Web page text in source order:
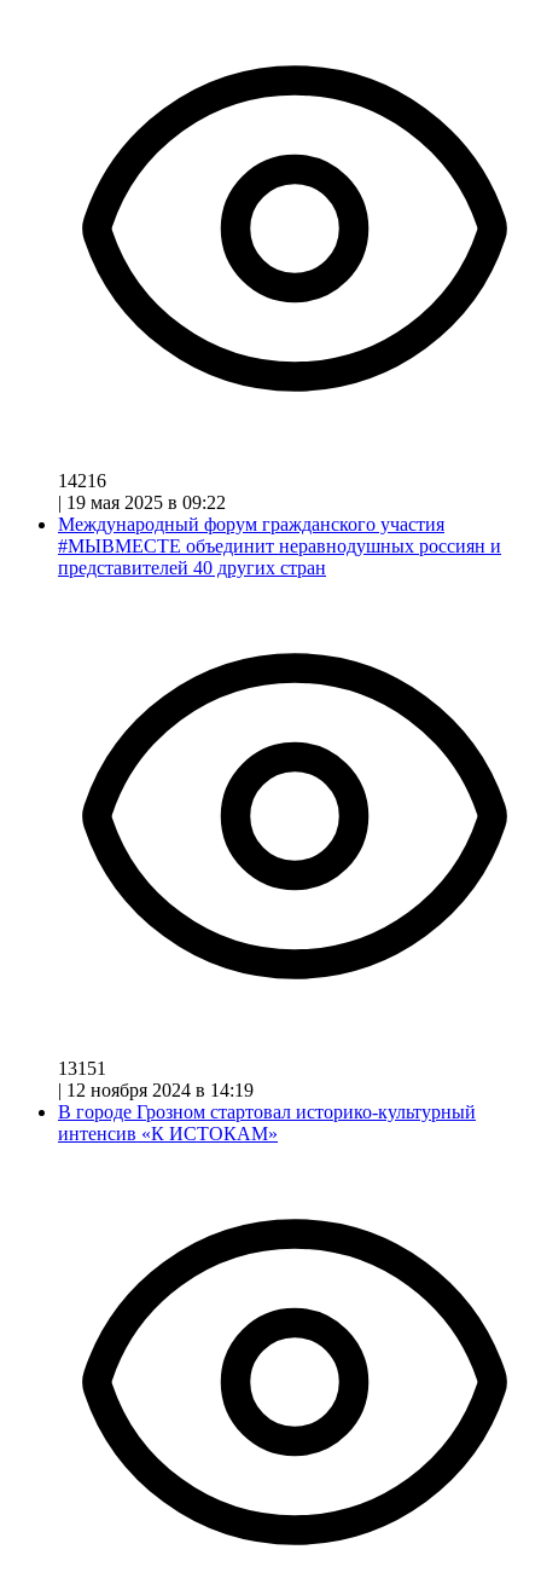
14216
| 19 мая 2025 в 09:22
Международный форум гражданского участия
#МЫВМЕСТЕ объединит неравнодушных россиян и
представителей 40 других стран
13151
| 12 ноября 2024 в 14:19
В городе Грозном стартовал историко-культурный
интенсив «К ИСТОКАМ»